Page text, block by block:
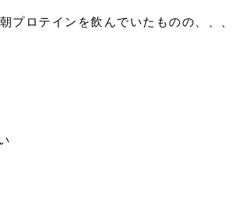
プロテインを飲んでいたものの、、、